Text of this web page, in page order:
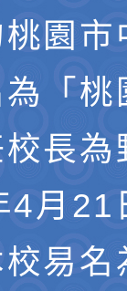
園市
「桃
長為
4月21
易名